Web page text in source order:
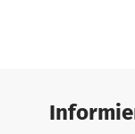
keine
In
klassische